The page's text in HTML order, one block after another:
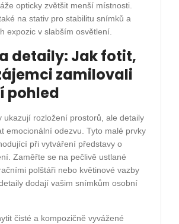
opticky zvětšit menší místnosti.
na stativ pro stabilitu snímků a
expozic v slabším osvětlení.
detaily: Jak fotit,
zamilovali
pohled
ukazují rozložení prostorů, ale detaily
emocionální odezvu. Tyto malé prvky
při vytváření představy o
Zaměřte se na pečlivě ustlané
polštáři nebo květinové vazby
dodají vašim snímkům osobní
čisté a kompozičně vyvážené